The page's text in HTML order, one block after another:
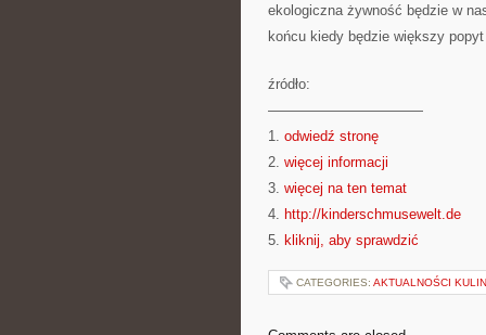
ekologiczna żywność będzie w
końcu kiedy będzie większy
źródło:
———————————
1. odwiedź stronę
2. więcej informacji
3. więcej na ten temat
4. http://kinderschmusewelt.de
5. kliknij, aby sprawdzić
CATEGORIES: AKTUALNOŚCI